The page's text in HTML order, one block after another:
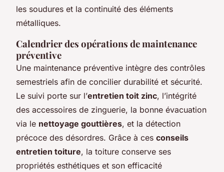
les soudures et la continuité des éléments
métalliques.
Calendrier des opérations de maintenance
préventive
Une maintenance préventive intègre des contrôles
semestriels afin de concilier durabilité et sécurité.
Le suivi porte sur l’entretien toit zinc, l’intégrité
des accessoires de zinguerie, la bonne évacuation
via le nettoyage gouttières, et la détection
précoce des désordres. Grâce à ces conseils
entretien toiture, la toiture conserve ses
propriétés esthétiques et son efficacité